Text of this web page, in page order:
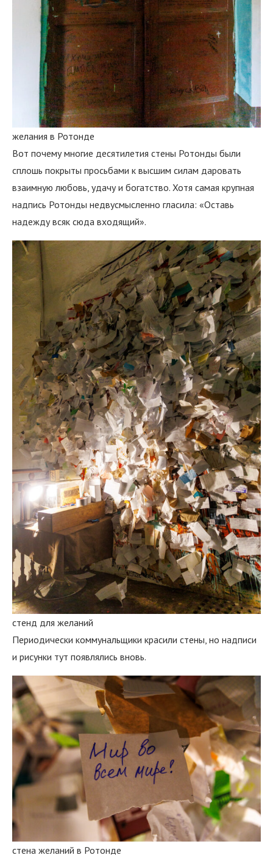
желания в Ротонде
Вот почему многие десятилетия стены Ротонды были
сплошь покрыты просьбами к высшим силам даровать
взаимную любовь, удачу и богатство. Хотя самая крупная
надпись Ротонды недвусмысленно гласила: «Оставь
надежду всяк сюда входящий».
стенд для желаний
Периодически коммунальщики красили стены, но надписи
и рисунки тут появлялись вновь.
стена желаний в Ротонде